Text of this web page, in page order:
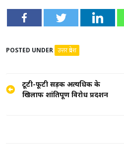
POSTED UNDER उत्तर प्रदेश
Post
navigation
टूटी-फूटी सड़क अत्यधिक के
खिलाफ शांतिपूर्ण विरोध प्रदर्शन